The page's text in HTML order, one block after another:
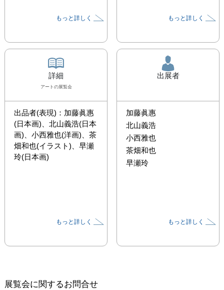
もっと詳しく もっと詳しく
詳細
アート の展覧会
​出品者(表現)：加藤眞惠
(日本画)、北山義浩(日本
画)、小西雅也(洋画)、茶
畑和也(イラスト)、早瀬
玲(日本画)
もっと詳しく
出展者
加藤眞惠
北山義浩
小西雅也
茶畑和也
早瀬玲
もっと詳しく
展覧会に関するお問合せ